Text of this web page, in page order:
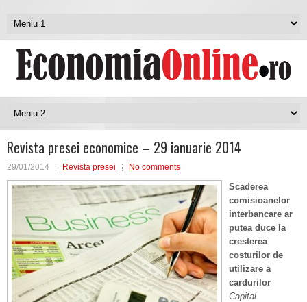
Revista presei economice – 29 ianuarie 2014
29/01/2014 Revista presei No comments
Scaderea
comisioanelor
interbancare ar
putea duce la
cresterea
costurilor de
utilizare a
cardurilor
Capital